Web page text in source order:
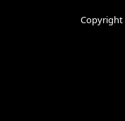
Copyright